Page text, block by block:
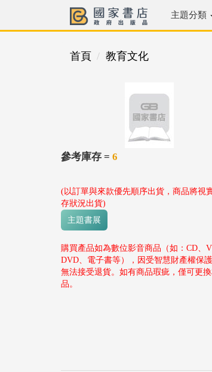
主題分類
首頁 教育文化
參考庫存 = 6
(以訂單與來款優先順序出貨，商品將視
存狀況出貨)
主題書展
購買產品如為數位影音商品（如：CD、
DVD、電子書等），因受智慧財產權保
無法接受退貨。如有商品瑕疵，僅可更
品。